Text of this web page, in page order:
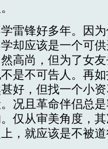
锋好多年。因为
却应该是一个可
高尚，但为了女
是不可告人。再
好，但找一个小
况且革命伴侣总
仅从审美角度，
，就应该是不被